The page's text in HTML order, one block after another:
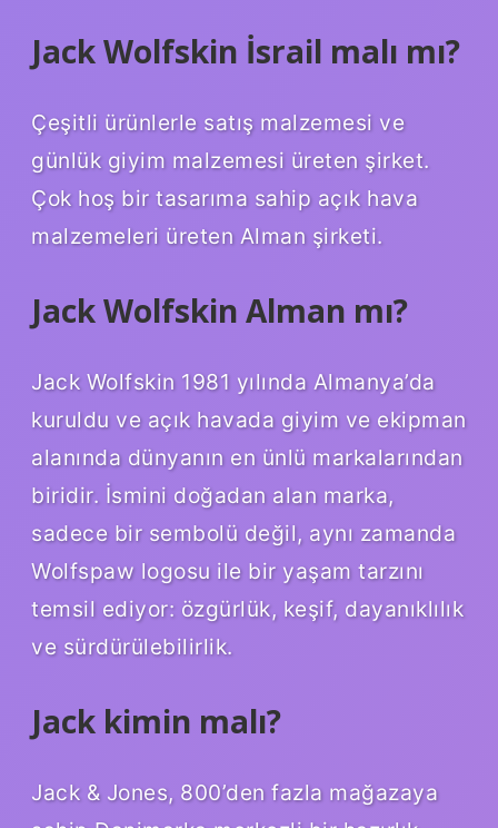
Jack Wolfskin İsrail malı mı?
Çeşitli ürünlerle satış malzemesi ve
günlük giyim malzemesi üreten şirket.
Çok hoş bir tasarıma sahip açık hava
malzemeleri üreten Alman şirketi.
Jack Wolfskin Alman mı?
Jack Wolfskin 1981 yılında Almanya’da
kuruldu ve açık havada giyim ve ekipman
alanında dünyanın en ünlü markalarından
biridir. İsmini doğadan alan marka,
sadece bir sembolü değil, aynı zamanda
Wolfspaw logosu ile bir yaşam tarzını
temsil ediyor: özgürlük, keşif, dayanıklılık
ve sürdürülebilirlik.
Jack kimin malı?
Jack & Jones, 800’den fazla mağazaya